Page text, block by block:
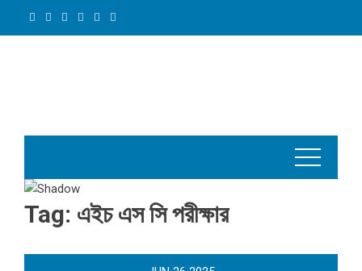
Tag: এইচ এস সি পরীক্ষার